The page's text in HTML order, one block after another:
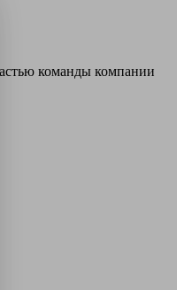
команды компании